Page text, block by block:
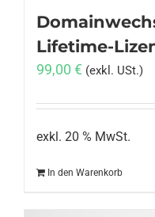
Lifetime-
99,00 € (exkl. USt.)
exkl. 20 % MwSt.
In den Warenkorb